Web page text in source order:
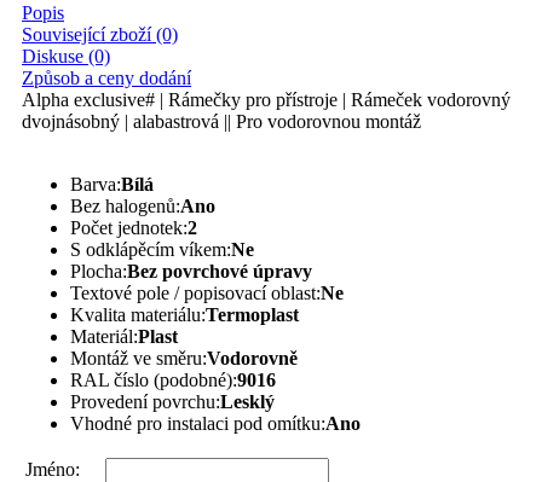
Popis
Související zboží (0)
Diskuse (0)
Způsob a ceny dodání
Alpha exclusive# | Rámečky pro přístroje | Rámeček vodorovný
dvojnásobný | alabastrová || Pro vodorovnou montáž
Barva:Bílá
Bez halogenů:Ano
Počet jednotek:2
S odklápěcím víkem:Ne
Plocha:Bez povrchové úpravy
Textové pole / popisovací oblast:Ne
Kvalita materiálu:Termoplast
Materiál:Plast
Montáž ve směru:Vodorovně
RAL číslo (podobné):9016
Provedení povrchu:Lesklý
Vhodné pro instalaci pod omítku:Ano
Jméno: